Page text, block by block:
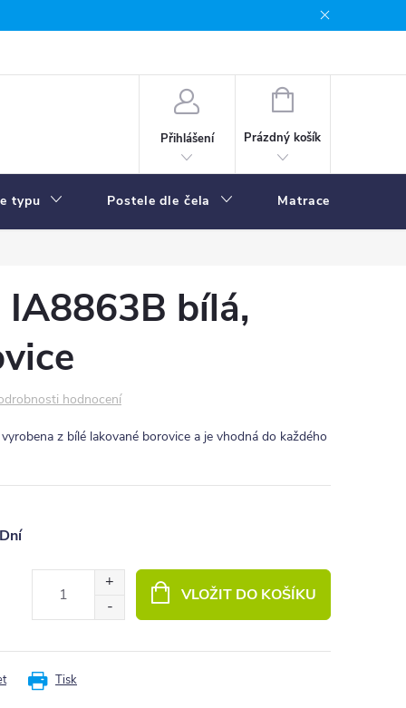
Přihlášení
NÁKUPNÍ
Prázdný košík
typu Postele dle čela Matrace
bílá,
hodnocení
z bílé lakované borovice a je vhodná do každého
VLOŽIT DO KOŠÍKU
Tisk